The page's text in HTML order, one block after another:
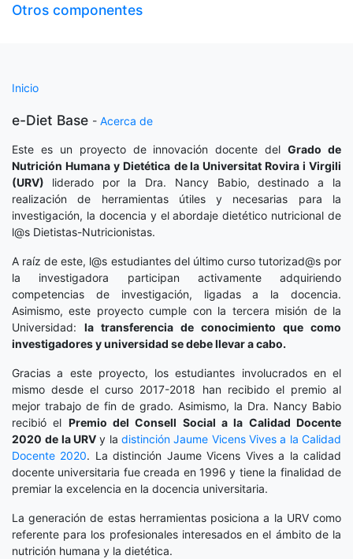
Otros componentes
Inicio
e-Diet Base - Acerca de
Este es un proyecto de innovación docente delGrado de
Nutrición Humana y Dietética de la Universitat Rovira i Virgili
(URV) liderado por la Dra. Nancy Babio, destinado a la
realización de herramientas útiles y necesarias para la
investigación, la docencia y el abordaje dietético nutricional de
l@s Dietistas-Nutricionistas.
A raíz de este, l@s estudiantes del último curso tutorizad@s por
la investigadora participan activamente adquiriendo
competencias de investigación, ligadas a la docencia.
Asimismo, este proyecto cumple con la tercera misión de la
Universidad: la transferencia de conocimiento que como
investigadores y universidad se debe llevar a cabo.
Gracias a este proyecto, los estudiantes involucrados en el
mismo desde el curso 2017-2018 han recibido el premio al
mejor trabajo de fin de grado. Asimismo, la Dra. Nancy Babio
recibió el Premio del Consell Social a la Calidad Docente
2020 de la URV y ladistinción Jaume Vicens Vives a la Calidad
Docente 2020. La distinción Jaume Vicens Vives a la calidad
docente universitaria fue creada en 1996 y tiene la finalidad de
premiar la excelencia en la docencia universitaria.
La generación de estas herramientas posiciona a la URV como
referente para los profesionales interesados en el ámbito de la
nutrición humana y la dietética.